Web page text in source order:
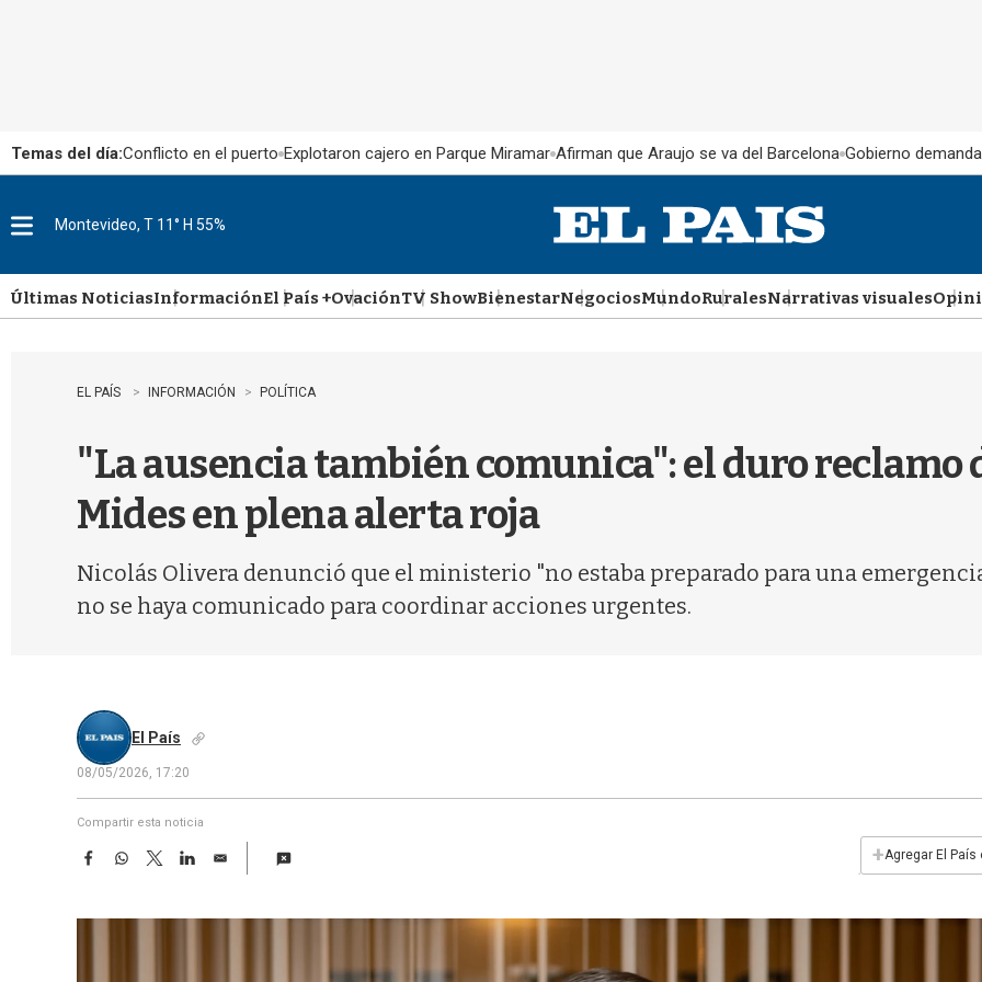
Temas del día:Conflicto en el puerto Explotaron cajero en Parque Miramar Afirman que Araujo se va del Barcelona Gobierno
u
Montevideo, T 11° H 55%
Últimas NoticiasInformaciónEl País +OvaciónTV ShowBienestarNegociosMundoRuralesNarrativas visuales
EL PAÍS INFORMACIÓN POLÍTICA
"La ausencia también comunica": el duro
Mides en plena alerta roja
Nicolás Olivera denunció que el ministerio "no estaba preparado para una
no se haya comunicado para coordinar acciones urgentes.
El País
08/05/2026, 17:20
Compartir esta noticia
F
e
W
t
T
w
t
L
k
E
i
+Agregar El País